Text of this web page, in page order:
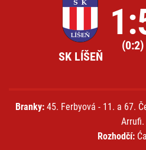
SK LÍŠEŇ
(0:2)
Branky:45. Ferbyová - 11. a 67.
Arrufi.
Rozhodčí: